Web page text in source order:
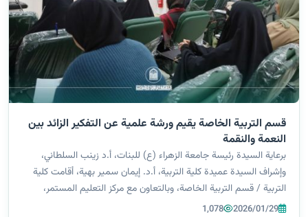
قسم التربية الخاصة يقيم ورشة علمية عن التفكير الزائد بين
النعمة والنقمة
برعاية السيدة رئيسة جامعة الزهراء (ع) للبنات، أ.د زينب السلطاني،
وإشراف السيدة عميدة كلية التربية، أ.د. إيمان سمير بهية، أقامت كلية
التربية / قسم التربية الخاصة، وبالتعاون مع مركز التعليم المستمر،
ورشة علمية بعنوان «التفكير الزائد: نعمة أم نقمة»، قدّمها م.م. خ...
2026/01/29
1,078